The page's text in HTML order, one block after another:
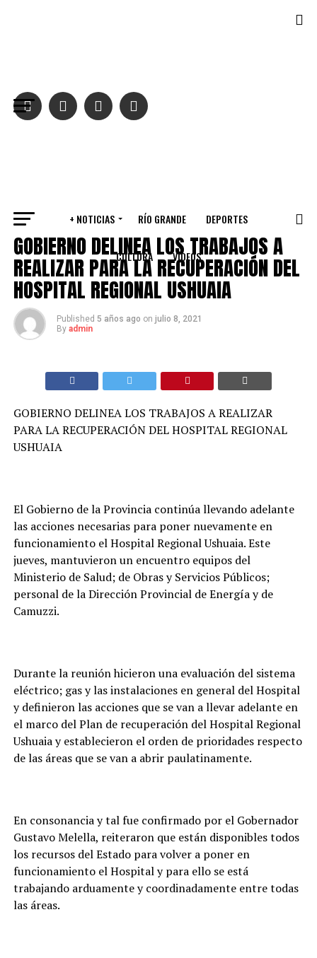
+ NOTICIAS RÍO GRANDE DEPORTES
CULTURA VIDEOS
VARIOS
GOBIERNO DELINEA LOS TRABAJOS A
REALIZAR PARA LA RECUPERACIÓN DEL
HOSPITAL REGIONAL USHUAIA
Published 5 años ago on julio 8, 2021
By admin
GOBIERNO DELINEA LOS TRABAJOS A REALIZAR
PARA LA RECUPERACIÓN DEL HOSPITAL REGIONAL
USHUAIA
El Gobierno de la Provincia continúa llevando adelante
las acciones necesarias para poner nuevamente en
funcionamiento el Hospital Regional Ushuaia. Este
jueves, mantuvieron un encuentro equipos del
Ministerio de Salud; de Obras y Servicios Públicos;
personal de la Dirección Provincial de Energía y de
Camuzzi.
Durante la reunión hicieron una evaluación del sistema
eléctrico; gas y las instalaciones en general del Hospital
y definieron las acciones que se van a llevar adelante en
el marco del Plan de recuperación del Hospital Regional
Ushuaia y establecieron el orden de prioridades respecto
de las áreas que se van a abrir paulatinamente.
En consonancia y tal fue confirmado por el Gobernador
Gustavo Melella, reiteraron que están disponibles todos
los recursos del Estado para volver a poner en
funcionamiento el Hospital y para ello se está
trabajando arduamente y coordinadamente entre todas
las áreas.